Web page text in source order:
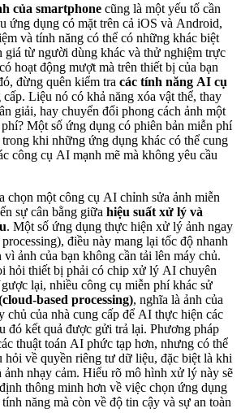
của smartphone cũng là một yếu tố cần
ứng dụng có mặt trên cả iOS và Android,
và tính năng có thể có những khác biệt
giá từ người dùng khác và thử nghiệm trực
hoạt động mượt mà trên thiết bị của bạn
đừng quên kiểm tra các tính năng AI cụ
Liệu nó có khả năng xóa vật thể, thay
giải, hay chuyển đổi phong cách ảnh một
Một số ứng dụng có phiên bản miễn phí
khi những ứng dụng khác có thể cung
công cụ AI mạnh mẽ mà không yêu cầu
chọn một công cụ AI chỉnh sửa ảnh miễn
sự cân bằng giữa hiệu suất xử lý và
. Một số ứng dụng thực hiện xử lý ảnh ngay
điều này mang lại tốc độ nhanh
ảnh của bạn không cần tải lên máy chủ.
hỏi thiết bị phải có chip xử lý AI chuyên
lại, nhiều công cụ miễn phí khác sử
based processing), nghĩa là ảnh của
chủ của nhà cung cấp để AI thực hiện các
đó kết quả được gửi trả lại. Phương pháp
thuật toán AI phức tạp hơn, nhưng có thể
hỏi về quyền riêng tư dữ liệu, đặc biệt là khi
ảnh nhạy cảm. Hiểu rõ mô hình xử lý này sẽ
thông minh hơn về việc chọn ứng dụng
năng mà còn về độ tin cậy và sự an toàn